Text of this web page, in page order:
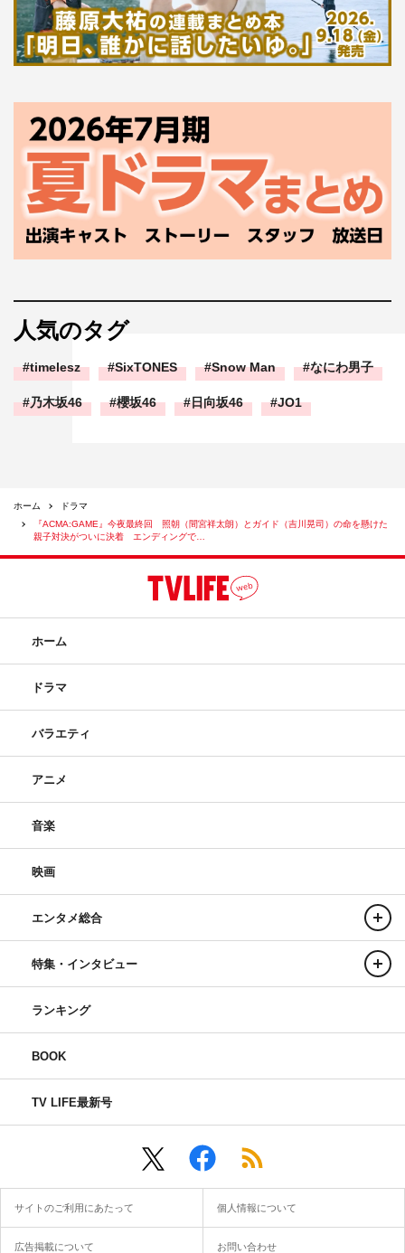
人気のタグ
timelesz SixTONES Snow Man なにわ男子
乃木坂46 櫻坂46 日向坂46 JO1
ホーム
ドラマ
『ACMA:GAME』今夜最終回 照朝（間宮祥太朗）とガイド（吉川晃司）の命を懸けた
親子対決がついに決着 エンディングで…
ホーム
ドラマ
バラエティ
アニメ
音楽
映画
エンタメ総合
特集・インタビュー
ランキング
BOOK
TV LIFE最新号
サイトのご利用にあたって 個人情報について
広告掲載について お問い合わせ